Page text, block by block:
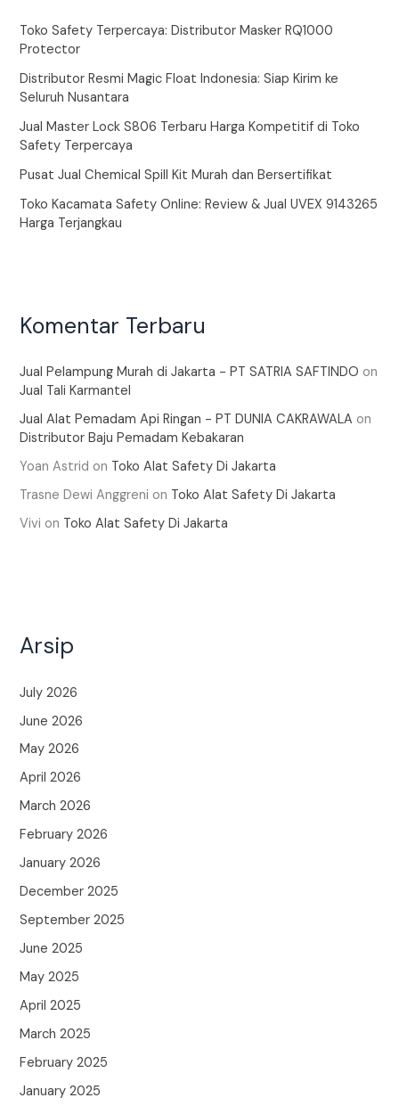
Toko Safety Terpercaya: Distributor Masker RQ1000
Protector
Distributor Resmi Magic Float Indonesia: Siap Kirim ke
Seluruh Nusantara
Jual Master Lock S806 Terbaru Harga Kompetitif di Toko
Safety Terpercaya
Pusat Jual Chemical Spill Kit Murah dan Bersertifikat
Toko Kacamata Safety Online: Review & Jual UVEX 9143265
Harga Terjangkau
Komentar Terbaru
Jual Pelampung Murah di Jakarta - PT SATRIA SAFTINDO on
Jual Tali Karmantel
Jual Alat Pemadam Api Ringan - PT DUNIA CAKRAWALA on
Distributor Baju Pemadam Kebakaran
Yoan Astrid on Toko Alat Safety Di Jakarta
Trasne Dewi Anggreni on Toko Alat Safety Di Jakarta
Vivi on Toko Alat Safety Di Jakarta
Arsip
July 2026
June 2026
May 2026
April 2026
March 2026
February 2026
January 2026
December 2025
September 2025
June 2025
May 2025
April 2025
March 2025
February 2025
January 2025